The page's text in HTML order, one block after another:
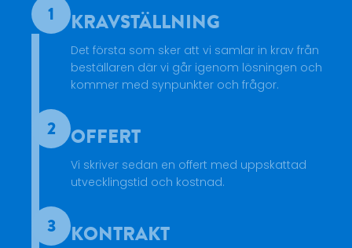
1 KRAVSTÄLLNING
Det första som sker att vi samlar in krav från
beställaren där vi går igenom lösningen och
kommer med synpunkter och frågor.​
2 OFFERT
Vi skriver sedan en offert med uppskattad
utvecklingstid och kostnad.
3 KONTRAKT